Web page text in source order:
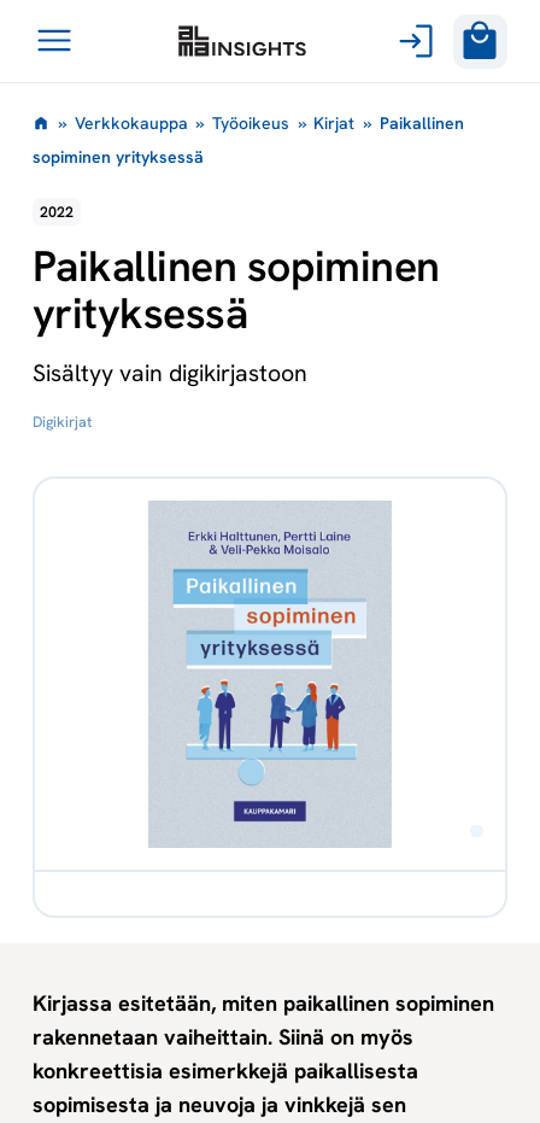
sisältöön
Avaa
» Verkkokauppa » Työoikeus » Kirjat » Paikallinen
sopiminen yrityksessä
2022
Paikallinen sopiminen
yrityksessä
Sisältyy vain digikirjastoon
Digikirjat
Kirjassa esitetään, miten paikallinen sopiminen
rakennetaan vaiheittain. Siinä on myös
konkreettisia esimerkkejä paikallisesta
sopimisesta ja neuvoja ja vinkkejä sen